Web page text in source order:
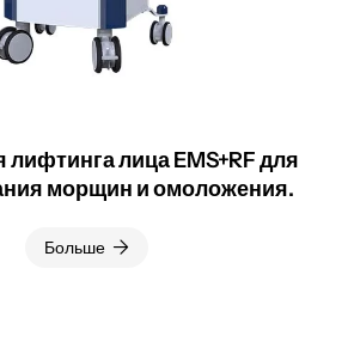
лифтинга лица EMS+RF для
морщин и омоложения.
Больше